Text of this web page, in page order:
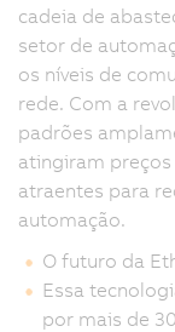
cadeia de
setor de
os níveis de
rede. Com a
padrões
atingiram
atraentes para
automação.
O futuro da
Essa
por mais de